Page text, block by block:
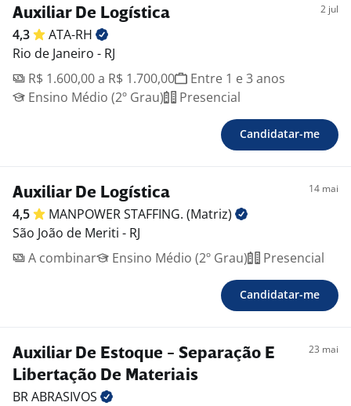
Auxiliar De Logística 2 jul
4,3
ATA-RH
Rio de Janeiro - RJ
R$ 1.600,00 a R$ 1.700,00
Entre 1 e 3 anos
Ensino Médio (2º Grau)
Presencial
Candidatar-me
Auxiliar De Logística 14 mai
4,5 MANPOWER STAFFING. (Matriz)
São João de Meriti - RJ
A combinar
Ensino Médio (2º Grau) Presencial
Candidatar-me
Auxiliar De Estoque - Separação E
Libertação De Materiais
23 mai
BRABRASIVOS